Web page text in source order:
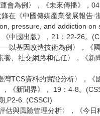
為例〉，《未來傳播》，04
《中國傳媒產業發展報告·
pressure, and addiction on
中國出版》，21：22-26。
基因改造技術為例〉，《
社交網路和信任〉，《新
TCS資料的實證分析〉，《
《新聞界》， 19：4-8。
,P2-6. (CSSCI)
與風險管理分析〉，《今日